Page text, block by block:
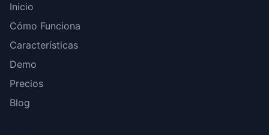
Inicio
Cómo Funciona
Características
Demo
Precios
Blog